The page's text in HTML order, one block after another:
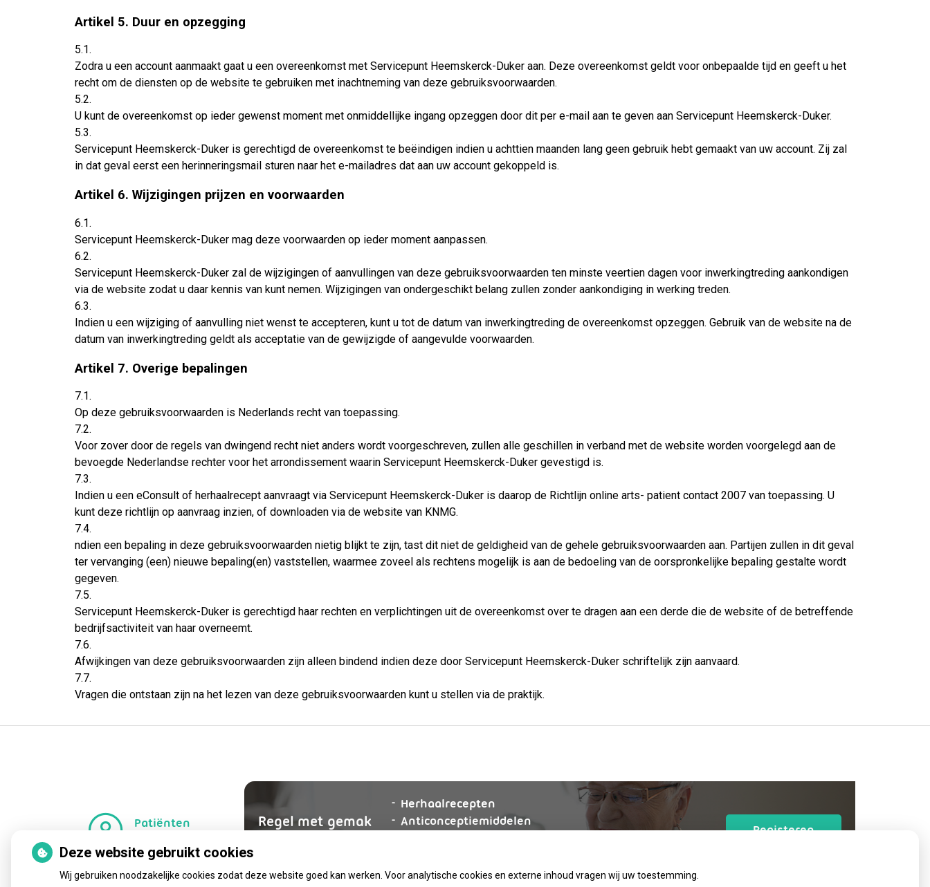
Artikel 5. Duur en opzegging
5.1.
Zodra u een account aanmaakt gaat u een overeenkomst met Servicepunt Heemskerck-Duker aan. Deze overeenkomst geldt voor onbepaalde tijd en geeft u het
recht om de diensten op de website te gebruiken met inachtneming van deze gebruiksvoorwaarden.
5.2.
U kunt de overeenkomst op ieder gewenst moment met onmiddellijke ingang opzeggen door dit per e-mail aan te geven aan Servicepunt Heemskerck-Duker.
5.3.
Servicepunt Heemskerck-Duker is gerechtigd de overeenkomst te beëindigen indien u achttien maanden lang geen gebruik hebt gemaakt van uw account. Zij zal
in dat geval eerst een herinneringsmail sturen naar het e-mailadres dat aan uw account gekoppeld is.
Artikel 6. Wijzigingen prijzen en voorwaarden
6.1.
Servicepunt Heemskerck-Duker mag deze voorwaarden op ieder moment aanpassen.
6.2.
Servicepunt Heemskerck-Duker zal de wijzigingen of aanvullingen van deze gebruiksvoorwaarden ten minste veertien dagen voor inwerkingtreding aankondigen
via de website zodat u daar kennis van kunt nemen. Wijzigingen van ondergeschikt belang zullen zonder aankondiging in werking treden.
6.3.
Indien u een wijziging of aanvulling niet wenst te accepteren, kunt u tot de datum van inwerkingtreding de overeenkomst opzeggen. Gebruik van de website na de
datum van inwerkingtreding geldt als acceptatie van de gewijzigde of aangevulde voorwaarden.
Artikel 7. Overige bepalingen
7.1.
Op deze gebruiksvoorwaarden is Nederlands recht van toepassing.
7.2.
Voor zover door de regels van dwingend recht niet anders wordt voorgeschreven, zullen alle geschillen in verband met de website worden voorgelegd aan de
bevoegde Nederlandse rechter voor het arrondissement waarin Servicepunt Heemskerck-Duker gevestigd is.
7.3.
Indien u een eConsult of herhaalrecept aanvraagt via Servicepunt Heemskerck-Duker is daarop de Richtlijn online arts- patient contact 2007 van toepassing. U
kunt deze richtlijn op aanvraag inzien, of downloaden via de website van KNMG.
7.4.
ndien een bepaling in deze gebruiksvoorwaarden nietig blijkt te zijn, tast dit niet de geldigheid van de gehele gebruiksvoorwaarden aan. Partijen zullen in dit geval
ter vervanging (een) nieuwe bepaling(en) vaststellen, waarmee zoveel als rechtens mogelijk is aan de bedoeling van de oorspronkelijke bepaling gestalte wordt
gegeven.
7.5.
Servicepunt Heemskerck-Duker is gerechtigd haar rechten en verplichtingen uit de overeenkomst over te dragen aan een derde die de website of de betreffende
bedrijfsactiviteit van haar overneemt.
7.6.
Afwijkingen van deze gebruiksvoorwaarden zijn alleen bindend indien deze door Servicepunt Heemskerck-Duker schriftelijk zijn aanvaard.
7.7.
Vragen die ontstaan zijn na het lezen van deze gebruiksvoorwaarden kunt u stellen via de praktijk.
Patiënten
Regel met gemak
Herhaalrecepten
Anticonceptiemiddelen aanvragen
Registerenop
Deze website gebruikt cookies
Wij gebruiken noodzakelijke cookies zodat deze website goed kan werken. Voor analytische cookies en externe inhoud vragen wij uw toestemming.